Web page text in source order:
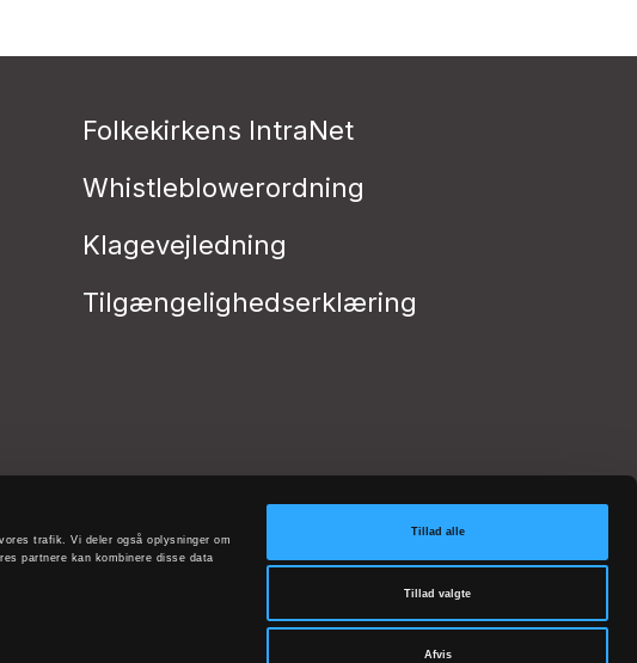
trafik. Vi deler også oplysninger om
partnere kan kombinere disse data
Tillad alle
Tillad valgte
Afvis
Folkekirkens IntraNet
Whistleblowerordning
Klagevejledning
Tilgængelighedserklæring